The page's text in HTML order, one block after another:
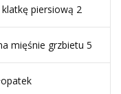
piersiową 2
mięśnie grzbietu 5